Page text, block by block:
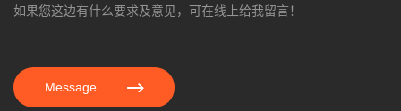
如果您这边有什么要求及意见，可在线上给我留言！
Message